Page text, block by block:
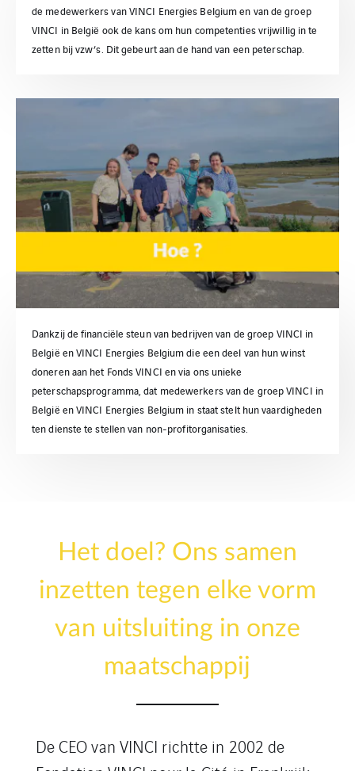
de medewerkers van VINCI Energies Belgium en van de groep
VINCI in België ook de kans om hun competenties vrijwillig in te
zetten bij vzw’s. Dit gebeurt aan de hand van een peterschap.
Dankzij de financiële steun van bedrijven van de groep VINCI in
België en VINCI Energies Belgium die een deel van hun winst
doneren aan het Fonds VINCI en via ons unieke
peterschapsprogramma, dat medewerkers van de groep VINCI in
België en VINCI Energies Belgium in staat stelt hun vaardigheden
ten dienste te stellen van non-profitorganisaties.
Het doel? Ons samen
inzetten tegen elke vorm
van uitsluiting in onze
maatschappij
De CEO van VINCI richtte in 2002 de